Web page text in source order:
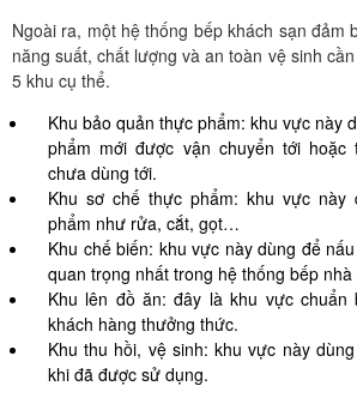
Ngoài ra, một hệ thống bếp khách sạn đảm
năng suất, chất lượng và an toàn vệ sinh
5 khu cụ thể.
Khu bảo quản thực phẩm: khu vực này
phẩm mới được vận chuyển tới hoặc
chưa dùng tới.
Khu sơ chế thực phẩm: khu vực này
phẩm như rửa, cắt, gọt…
Khu chế biến: khu vực này dùng để
quan trọng nhất trong hệ thống bếp nhà
Khu lên đồ ăn: đây là khu vực
khách hàng thưởng thức.
Khu thu hồi, vệ sinh: khu vực này
khi đã được sử dụng.